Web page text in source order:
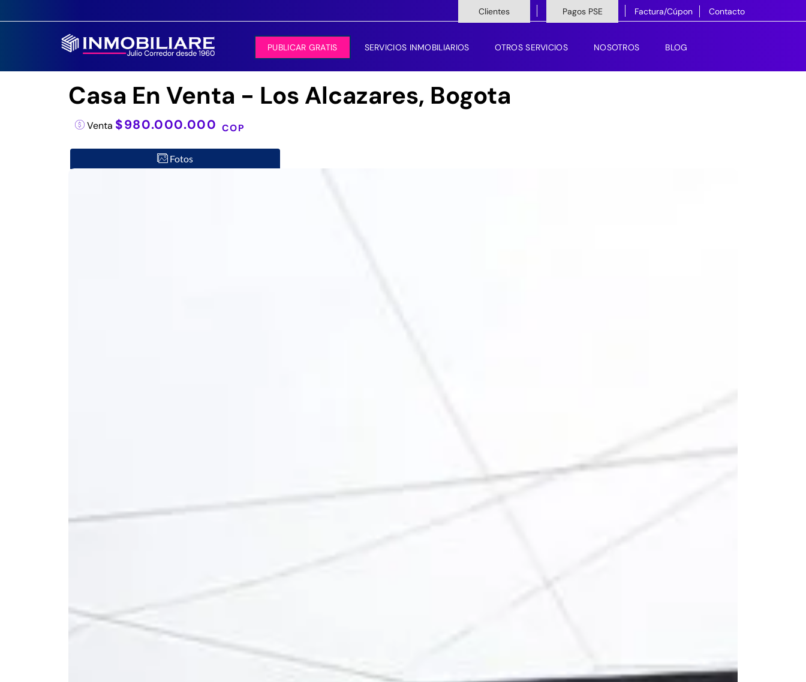
Clientes Pagos PSE Factura/Cúpon Contacto
PUBLICAR GRATIS SERVICIOS INMOBILIARIOS OTROS SERVICIOS NOSOTROS BLOG
Casa En Venta - Los Alcazares, Bogota
Venta $980.000.000 COP
Fotos